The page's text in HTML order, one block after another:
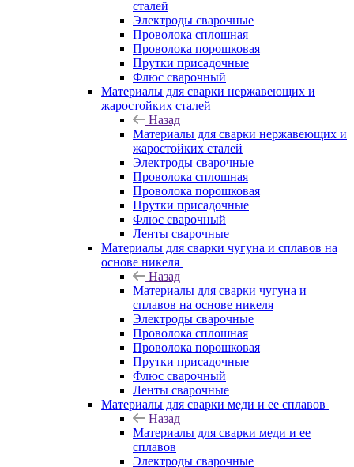
сталей
Электроды сварочные
Проволока сплошная
Проволока порошковая
Прутки присадочные
Флюс сварочный
Материалы для сварки нержавеющих и
жаростойких сталей
Назад
Материалы для сварки нержавеющих и
жаростойких сталей
Электроды сварочные
Проволока сплошная
Проволока порошковая
Прутки присадочные
Флюс сварочный
Ленты сварочные
Материалы для сварки чугуна и сплавов на
основе никеля
Назад
Материалы для сварки чугуна и
сплавов на основе никеля
Электроды сварочные
Проволока сплошная
Проволока порошковая
Прутки присадочные
Флюс сварочный
Ленты сварочные
Материалы для сварки меди и ее сплавов
Назад
Материалы для сварки меди и ее
сплавов
Электроды сварочные